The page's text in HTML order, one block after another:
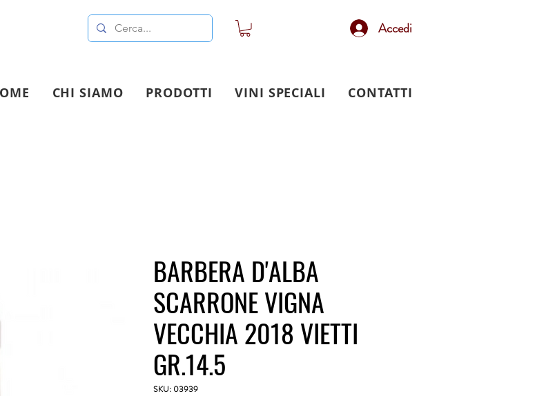
Accedi
CHI SIAMO PRODOTTI VINI SPECIALI CONTATTI
BARBERA D'ALBA
SCARRONE VIGNA
VECCHIA 2018 VIETTI
GR.14.5
SKU: 03939